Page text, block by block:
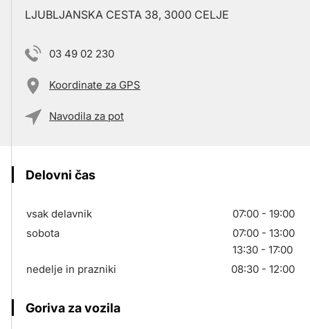
LJUBLJANSKA CESTA 38, 3000 CELJE
03 49 02 230
Koordinate za GPS
Navodila za pot
Delovni čas
vsak delavnik
07:00 - 19:00
sobota
07:00 - 13:00
13:30 - 17:00
nedelje in prazniki
08:30 - 12:00
Goriva za vozila